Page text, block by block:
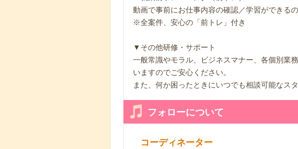
動画で事前にお仕事内容の確認／学習ができる
※全案件、安心の「前トレ」付き
▼その他研修・サポート
一般常識やモラル、ビジネスマナー、各個別業
いますのでご安心ください。
また、何か困ったときにいつでも相談可能なス
フォローについて
コーディネーター